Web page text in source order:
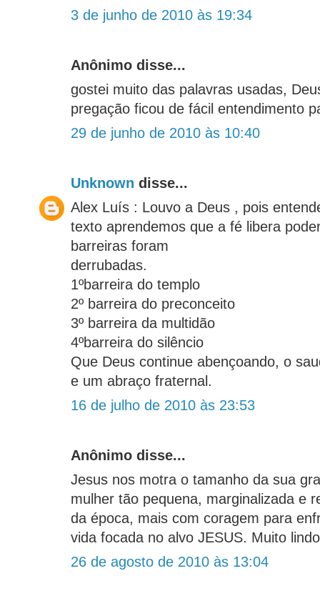
3 de junho de 2010 às 19:34
Anônimo disse...
gostei muito das palavras usadas,
pregação ficou de fácil entendimento
29 de junho de 2010 às 10:40
Unknown disse...
Alex Luís : Louvo a Deus , pois
texto aprendemos que a fé libera
barreiras foram
derrubadas.
1ºbarreira do templo
2º barreira do preconceito
3º barreira da multidão
4ºbarreira do silêncio
Que Deus continue abençoando, o
e um abraço fraternal.
16 de julho de 2010 às 23:53
Anônimo disse...
Jesus nos motra o tamanho da sua
mulher tão pequena, marginalizada e
da época, mais com coragem para
vida focada no alvo JESUS. Muito
26 de agosto de 2010 às 13:04